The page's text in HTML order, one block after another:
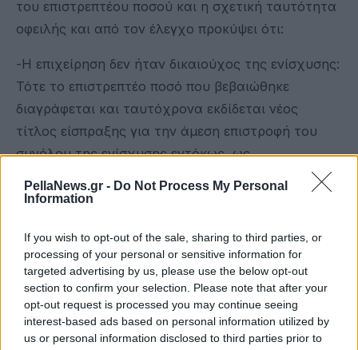
PellaNews.gr - Do Not Process My Personal
Information
If you wish to opt-out of the sale, sharing to third parties, or
processing of your personal or sensitive information for
targeted advertising by us, please use the below opt-out
section to confirm your selection. Please note that after your
opt-out request is processed you may continue seeing
interest-based ads based on personal information utilized by
us or personal information disclosed to third parties prior to
του επιστρεπτέου ποσού και η σχετική ταυτότητα
οφειλής και από τον έλεγχο προκύψει ότι:
-Η επιχείρηση δεν ήταν δικαιούχος της ενίσχυσης:
Τότε το επιστρεπτέο ποσό που βεβαιώθηκε
διαγράφεται και ταυτόχρονα εκδίδεται νέος
τίτλος είσπραξης για την άμεση επιστροφή του
συνόλου της ενίσχυσης εντόκως, ως
ενίσχυσης: Υπολογίζεται από την ΑΑΔΕ το
αχρεωστήτως καταβληθέν ποσό που έλαβε ο
δικαιούχος. Το υπερβάλλον ποσό που τυχόν
καταβλήθηκε έναντι του αρχικού τίτλου
είσπραξης δεν επιστρέφεται, αλλά πιστώνεται
στην οφειλή που προκύπτει από τον νέο τίτλο